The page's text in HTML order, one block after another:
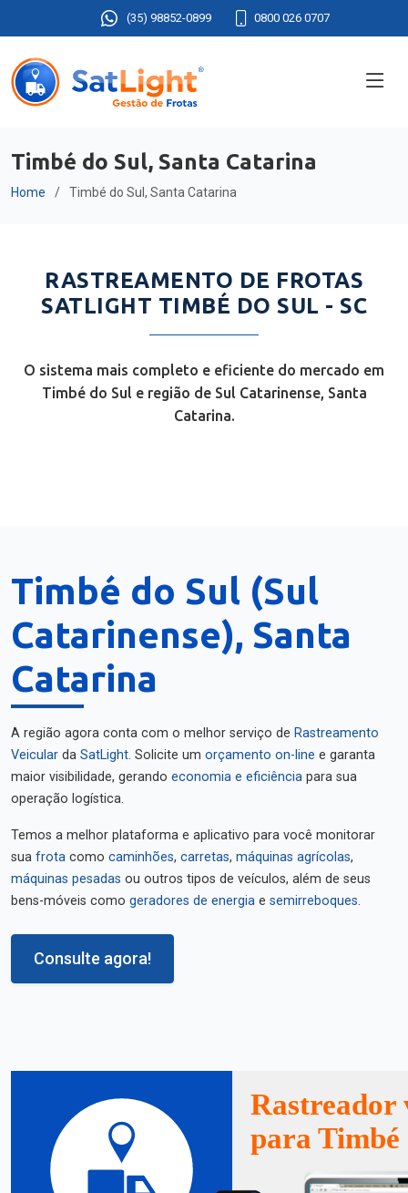
(35) 98852-0899 0800 026 0707
Timbé do Sul, Santa Catarina
Home Timbé do Sul, Santa Catarina
RASTREAMENTO DE FROTAS
SATLIGHT TIMBÉ DO SUL - SC
O sistema mais completo e eficiente do mercado em
Timbé do Sul e região de Sul Catarinense, Santa
Catarina.
Timbé do Sul (Sul
Catarinense), Santa
Catarina
A região agora conta com o melhor serviço de Rastreamento
Veicular da SatLight. Solicite um orçamento on-line e garanta
maior visibilidade, gerando economia e eficiência para sua
operação logística.
Temos a melhor plataforma e aplicativo para você monitorar
sua frota como caminhões, carretas, máquinas agrícolas,
máquinas pesadas ou outros tipos de veículos, além de seus
bens-móveis como geradores de energia e semirreboques.
Consulte agora!
Rastreador
para Timbé